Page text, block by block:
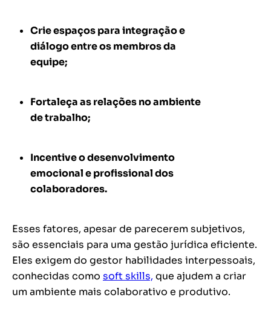
Crie espaços para integração e
diálogo entre os membros da
equipe;
Fortaleça as relações no ambiente
de trabalho;
Incentive o desenvolvimento
emocional e profissional dos
colaboradores.
Esses fatores, apesar de parecerem subjetivos,
são essenciais para uma gestão jurídica eficiente.
Eles exigem do gestor habilidades interpessoais,
conhecidas como soft skills, que ajudem a criar
um ambiente mais colaborativo e produtivo.